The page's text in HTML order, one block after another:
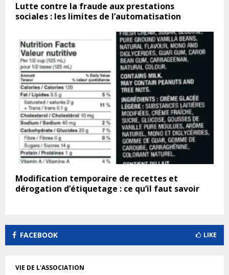
Lutte contre la fraude aux prestations
sociales : les limites de l’automatisation
Modification temporaire de recettes et
dérogation d’étiquetage : ce qu’il faut savoir
FACEBOOK LIKE
VIE DE L'ASSOCIATION